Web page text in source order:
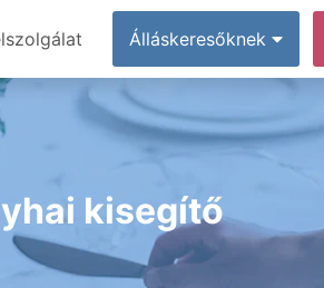
Álláskeresőknek
kisegítő